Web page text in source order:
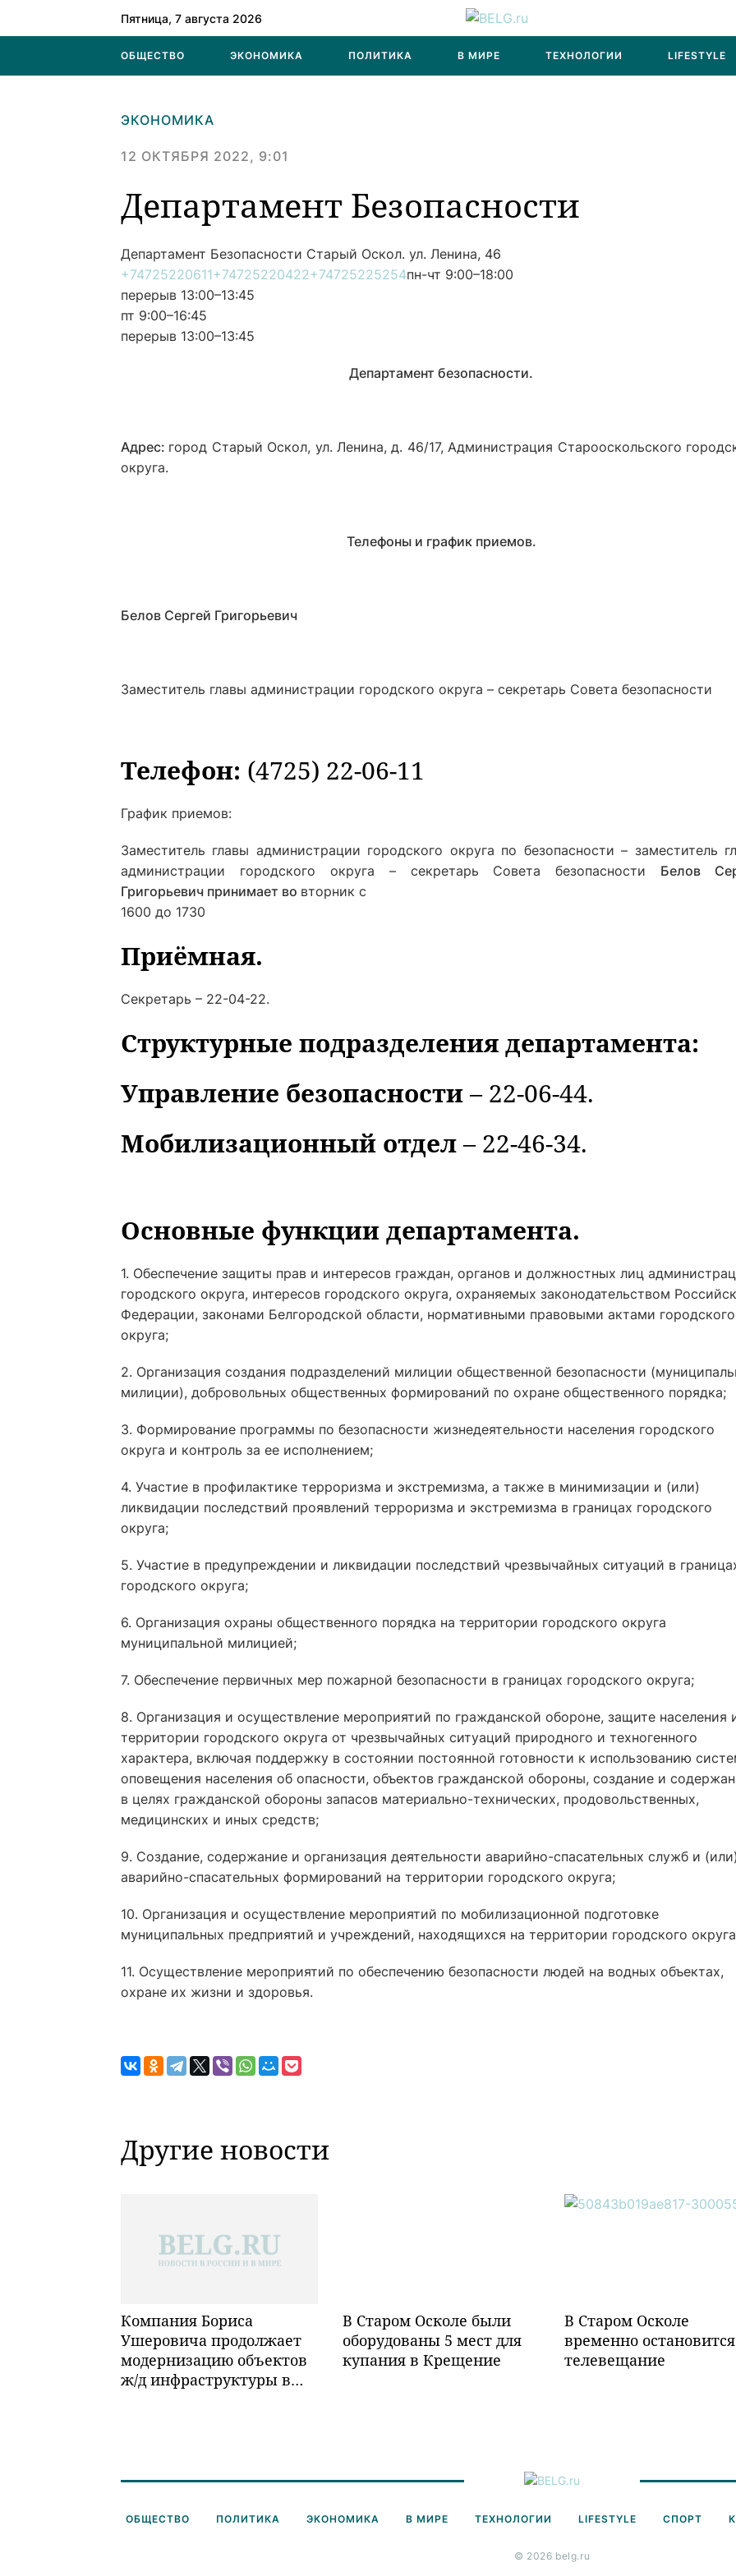
Пятница, 7 августа 2026
ОБЩЕСТВО ЭКОНОМИКА ПОЛИТИКА В МИРЕ ТЕХНОЛОГИИ LIFESTYLE
ЭКОНОМИКА
12 ОКТЯБРЯ 2022, 9:01
Департамент Безопасности
Департамент Безопасности Старый Оскол. ул. Ленина, 46
+74725220611+74725220422+74725225254пн-чт 9:00–18:00
перерыв 13:00–13:45
пт 9:00–16:45
перерыв 13:00–13:45
Департамент безопасности.
Адрес: город Старый Оскол, ул. Ленина, д. 46/17, Администрация Старооскольского
округа.
Телефоны и график приемов.
Белов Сергей Григорьевич
Заместитель главы администрации городского округа – секретарь Совета безопасности
Телефон: (4725) 22-06-11
График приемов:
Заместитель главы администрации городского округа по безопасности – заместитель
администрации городского округа – секретарь Совета безопасности Белов
Григорьевич принимает во вторник с
1600 до 1730
Приёмная.
Секретарь – 22-04-22.
Структурные подразделения департамента:
Управление безопасности– 22-06-44.
Мобилизационный отдел– 22-46-34.
Основные функции департамента.
1. Обеспечение защиты прав и интересов граждан, органов и должностных лиц
городского округа, интересов городского округа, охраняемых законодательством
Федерации, законами Белгородской области, нормативными правовыми актами городского
округа;
2. Организация создания подразделений милиции общественной безопасности
милиции), добровольных общественных формирований по охране общественного порядка;
3. Формирование программы по безопасности жизнедеятельности населения городского
округа и контроль за ее исполнением;
4. Участие в профилактике терроризма и экстремизма, а также в минимизации и (или)
ликвидации последствий проявлений терроризма и экстремизма в границах городского
округа;
5. Участие в предупреждении и ликвидации последствий чрезвычайных ситуаций в
городского округа;
6. Организация охраны общественного порядка на территории городского округа
муниципальной милицией;
7. Обеспечение первичных мер пожарной безопасности в границах городского округа;
8. Организация и осуществление мероприятий по гражданской обороне, защите населения
территории городского округа от чрезвычайных ситуаций природного и техногенного
характера, включая поддержку в состоянии постоянной готовности к использованию
оповещения населения об опасности, объектов гражданской обороны, создание и
в целях гражданской обороны запасов материально-технических, продовольственных,
медицинских и иных средств;
9. Создание, содержание и организация деятельности аварийно-спасательных служб и
аварийно-спасательных формирований на территории городского округа;
10. Организация и осуществление мероприятий по мобилизационной подготовке
муниципальных предприятий и учреждений, находящихся на территории городского
11. Осуществление мероприятий по обеспечению безопасности людей на водных объектах,
охране их жизни и здоровья.
Другие новости
Компания Бориса
Ушеровича продолжает
модернизацию объектов
ж/д инфраструктуры в
В Старом Осколе были
оборудованы 5 мест для
купания в Крещение
В Старом Осколе
временно остановится
телевещание
ОБЩЕСТВО ПОЛИТИКА ЭКОНОМИКА В МИРЕ ТЕХНОЛОГИИ LIFESTYLE СПОРТ
© 2026 belg.ru